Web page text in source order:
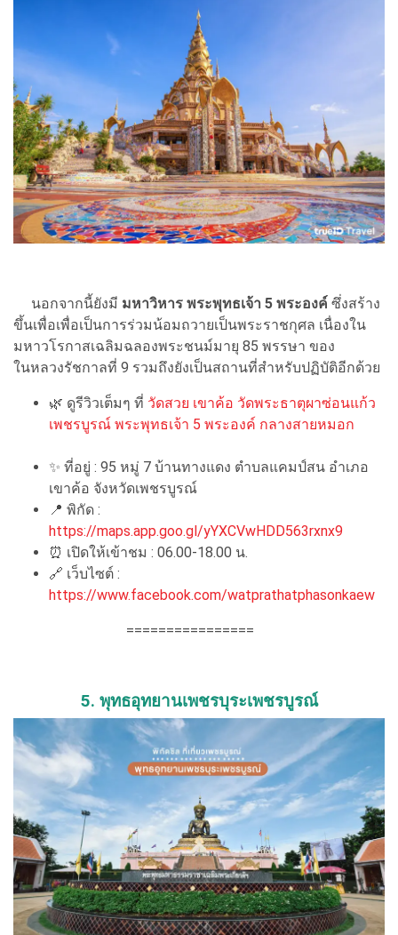
นอกจากนี้ยังมี มหาวิหาร พระพุทธเจ้า 5 พระองค์ ซึ่งสร้าง
ขึ้นเพื่อเพื่อเป็นการร่วมน้อมถวายเป็นพระราชกุศล เนื่องใน
มหาวโรกาสเฉลิมฉลองพระชนม์มายุ 85 พรรษา ของ
ในหลวงรัชกาลที่ 9 รวมถึงยังเป็นสถานที่สำหรับปฏิบัติอีกด้วย
🌿 ดูรีวิวเต็มๆ ที่ วัดสวย เขาค้อ วัดพระธาตุผาซ่อนแก้ว
เพชรบูรณ์ พระพุทธเจ้า 5 พระองค์ กลางสายหมอก
✨ ที่อยู่ : 95 หมู่ 7 บ้านทางแดง ตำบลแคมป์สน อำเภอ
เขาค้อ จังหวัดเพชรบูรณ์
📍 พิกัด :
https://maps.app.goo.gl/yYXCVwHDD563rxnx9
⏰ เปิดให้เข้าชม : 06.00-18.00 น.
🔗 เว็บไซต์ :
https://www.facebook.com/watprathatphasonkaew
================
5. พุทธอุทยานเพชรบุระเพชรบูรณ์